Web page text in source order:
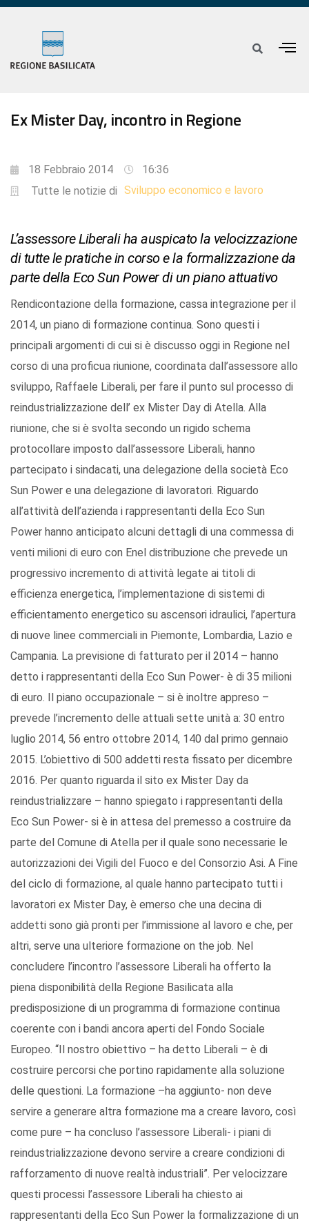
Ex Mister Day, incontro in Regione
18 Febbraio 2014
16:36
Tutte le notizie di Sviluppo economico e lavoro
L’assessore Liberali ha auspicato la velocizzazione
di tutte le pratiche in corso e la formalizzazione da
parte della Eco Sun Power di un piano attuativo
Rendicontazione della formazione, cassa integrazione per il
2014, un piano di formazione continua. Sono questi i
principali argomenti di cui si è discusso oggi in Regione nel
corso di una proficua riunione, coordinata dall’assessore allo
sviluppo, Raffaele Liberali, per fare il punto sul processo di
reindustrializzazione dell’ ex Mister Day di Atella. Alla
riunione, che si è svolta secondo un rigido schema
protocollare imposto dall’assessore Liberali, hanno
partecipato i sindacati, una delegazione della società Eco
Sun Power e una delegazione di lavoratori. Riguardo
all’attività dell’azienda i rappresentanti della Eco Sun
Power hanno anticipato alcuni dettagli di una commessa di
venti milioni di euro con Enel distribuzione che prevede un
progressivo incremento di attività legate ai titoli di
efficienza energetica, l’implementazione di sistemi di
efficientamento energetico su ascensori idraulici, l’apertura
di nuove linee commerciali in Piemonte, Lombardia, Lazio e
Campania. La previsione di fatturato per il 2014 – hanno
detto i rappresentanti della Eco Sun Power- è di 35 milioni
di euro. Il piano occupazionale – si è inoltre appreso –
prevede l’incremento delle attuali sette unità a: 30 entro
luglio 2014, 56 entro ottobre 2014, 140 dal primo gennaio
2015. L’obiettivo di 500 addetti resta fissato per dicembre
2016. Per quanto riguarda il sito ex Mister Day da
reindustrializzare – hanno spiegato i rappresentanti della
Eco Sun Power- si è in attesa del premesso a costruire da
parte del Comune di Atella per il quale sono necessarie le
autorizzazioni dei Vigili del Fuoco e del Consorzio Asi. A Fine
del ciclo di formazione, al quale hanno partecipato tutti i
lavoratori ex Mister Day, è emerso che una decina di
addetti sono già pronti per l’immissione al lavoro e che, per
altri, serve una ulteriore formazione on the job. Nel
concludere l’incontro l’assessore Liberali ha offerto la
piena disponibilità della Regione Basilicata alla
predisposizione di un programma di formazione continua
coerente con i bandi ancora aperti del Fondo Sociale
Europeo. “Il nostro obiettivo – ha detto Liberali – è di
costruire percorsi che portino rapidamente alla soluzione
delle questioni. La formazione –ha aggiunto- non deve
servire a generare altra formazione ma a creare lavoro, così
come pure – ha concluso l’assessore Liberali- i piani di
reindustrializzazione devono servire a creare condizioni di
rafforzamento di nuove realtà industriali”. Per velocizzare
questi processi l’assessore Liberali ha chiesto ai
rappresentanti della Eco Sun Power la formalizzazione di un